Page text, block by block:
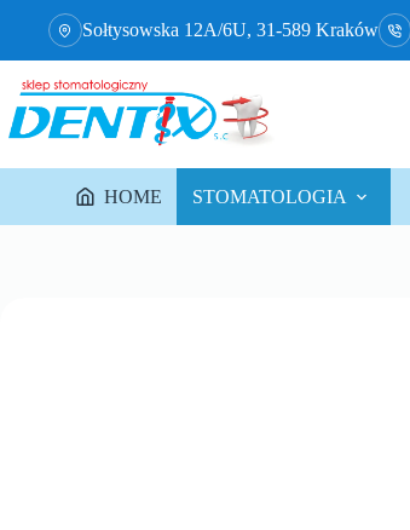
Sołtysowska 12A/6U, 31-589 Kraków
HOME STOMATOLOGIA